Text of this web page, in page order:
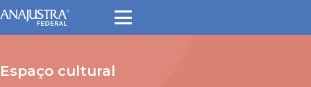
Espaço cultural